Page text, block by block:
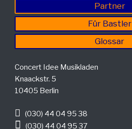
Partner
Für Bastler
Glossar
Concert Idee Musikladen
Knaackstr. 5
10405 Berlin
(030) 44 04 95 38
(030) 44 04 95 37